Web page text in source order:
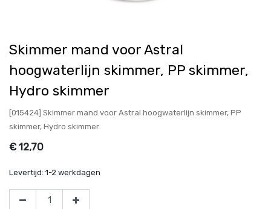
Skimmer mand voor Astral
hoogwaterlijn skimmer, PP skimmer,
Hydro skimmer
[015424] Skimmer mand voor Astral hoogwaterlijn skimmer, PP
skimmer, Hydro skimmer
€ 12,70
Levertijd: 1-2 werkdagen